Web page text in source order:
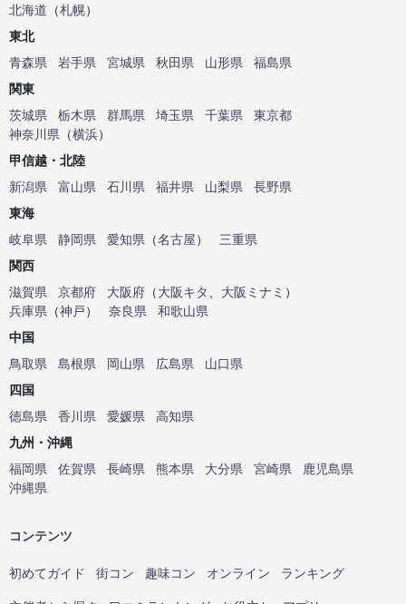
北海道 （札幌）
東北
青森県
岩手県 宮城県 秋田県 山形県
福島県
関東
茨城県
栃木県 群馬県 埼玉県 千葉県
東京都
神奈川県 （横浜）
甲信越・北陸
新潟県
富山県 石川県 福井県 山梨県
長野県
東海
岐阜県
静岡県 愛知県 （名古屋）
三重県
関西
滋賀県
京都府 大阪府 （大阪キタ 大阪ミナミ ）
兵庫県 （神戸） 奈良県
和歌山県
中国
鳥取県
島根県 岡山県 広島県
山口県
四国
徳島県
香川県 愛媛県
高知県
九州・沖縄
福岡県
佐賀県 長崎県 熊本県 大分県 宮崎県
鹿児島県
沖縄県
コンテンツ
初めてガイド 街コン 趣味コン オンライン ランキング